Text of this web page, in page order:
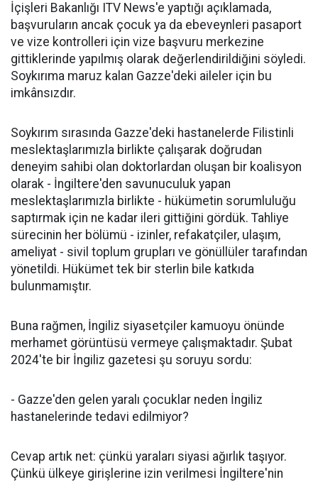
İçişleri Bakanlığı ITV News'e yaptığı açıklamada,
başvuruların ancak çocuk ya da ebeveynleri pasaport
ve vize kontrolleri için vize başvuru merkezine
gittiklerinde yapılmış olarak değerlendirildiğini söyledi.
Soykırıma maruz kalan Gazze'deki aileler için bu
imkânsızdır.
Soykırım sırasında Gazze'deki hastanelerde Filistinli
meslektaşlarımızla birlikte çalışarak doğrudan
deneyim sahibi olan doktorlardan oluşan bir koalisyon
olarak - İngiltere'den savunuculuk yapan
meslektaşlarımızla birlikte - hükümetin sorumluluğu
saptırmak için ne kadar ileri gittiğini gördük. Tahliye
sürecinin her bölümü - izinler, refakatçiler, ulaşım,
ameliyat - sivil toplum grupları ve gönüllüler tarafından
yönetildi. Hükümet tek bir sterlin bile katkıda
bulunmamıştır.
Buna rağmen, İngiliz siyasetçiler kamuoyu önünde
merhamet görüntüsü vermeye çalışmaktadır. Şubat
2024'te bir İngiliz gazetesi şu soruyu sordu:
- Gazze'den gelen yaralı çocuklar neden İngiliz
hastanelerinde tedavi edilmiyor?
Cevap artık net: çünkü yaraları siyasi ağırlık taşıyor.
Çünkü ülkeye girişlerine izin verilmesi İngiltere'nin